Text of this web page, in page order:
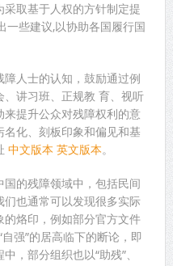
取基于人权的方针制定提
一些建议,以协助各国履行国
人士的认知，鼓励通过例
讲习班、正规教 育、视听
提升公众对残障权利的意
化、刻板印象和偏见和基
中文版本 英文版本。
的残障领域中，包括民间
也通常可以发现很多实际
烙印，例如部分官方文件
强”的居高临下的断论，即
，部分组织也以“助残”、